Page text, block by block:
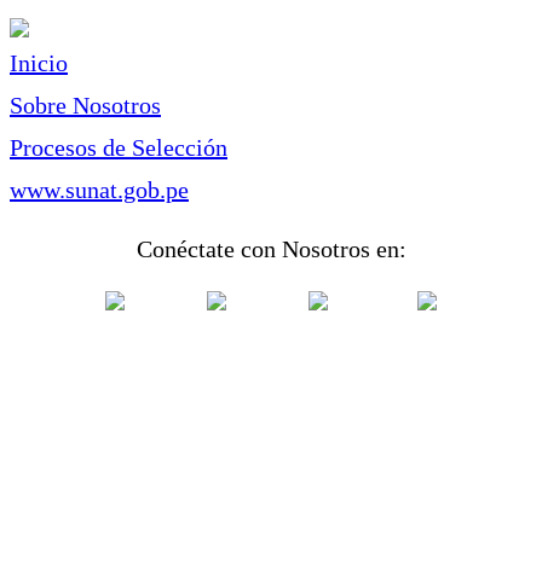
Inicio
Sobre Nosotros
Procesos de Selección
www.sunat.gob.pe
Conéctate con Nosotros en: